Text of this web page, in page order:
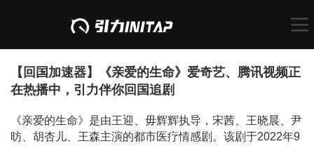
【回国加速器】《亲爱的生命》爱奇艺、腾讯视频正
在热播中，引力伴你回国追剧
《亲爱的生命》是由王迎、毋辉辉执导，宋茜、王晓晨、尹
昉、胡杏儿、王森主演的都市医疗情感剧。该剧于2022年9